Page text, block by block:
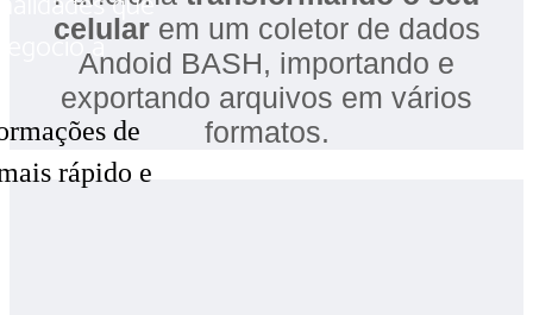
a
de
rápido e
celularem um coletor de dados
Andoid BASH, importando e
exportando arquivos em vários
formatos.